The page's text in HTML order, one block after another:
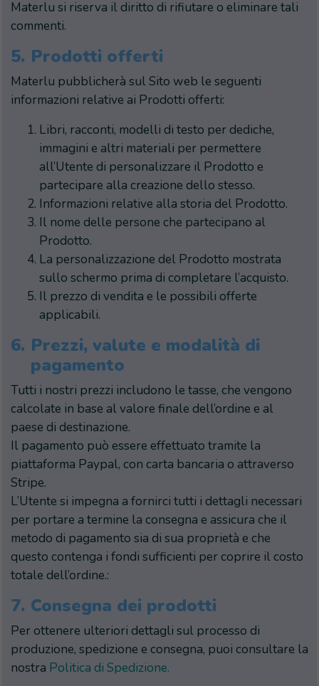
Materlu si riserva il diritto di rifiutare o eliminare tali
commenti.
5. Prodotti offerti
Materlu pubblicherà sul Sito web le seguenti
informazioni relative ai Prodotti offerti:
Libri, racconti, modelli di testo per dediche,
immagini e altri materiali per permettere
all’Utente di personalizzare il Prodotto e
partecipare alla creazione dello stesso.
Informazioni relative alla storia del Prodotto.
Il nome delle persone che partecipano al
Prodotto.
La personalizzazione del Prodotto mostrata
sullo schermo prima di completare l’acquisto.
Il prezzo di vendita e le possibili offerte
applicabili.
6. Prezzi, valute e modalità di
pagamento
Tutti i nostri prezzi includono le tasse, che vengono
calcolate in base al valore finale dell’ordine e al
paese di destinazione.
Il pagamento può essere effettuato tramite la
piattaforma Paypal, con carta bancaria o attraverso
Stripe.
L’Utente si impegna a fornirci tutti i dettagli necessari
per portare a termine la consegna e assicura che il
metodo di pagamento sia di sua proprietà e che
questo contenga i fondi sufficienti per coprire il costo
totale dell’ordine.:
7. Consegna dei prodotti
Per ottenere ulteriori dettagli sul processo di
produzione, spedizione e consegna, puoi consultare la
nostra Politica di Spedizione.